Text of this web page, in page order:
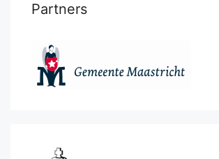
Partners